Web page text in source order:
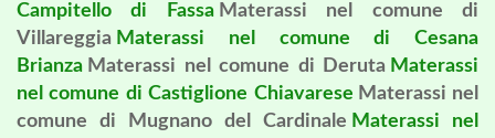
Campitello di Fassa Materassi nel comune di
Villareggia Materassi nel comune di Cesana
Brianza Materassi nel comune di Deruta Materassi
nel comune di Castiglione Chiavarese Materassi nel
comune di Mugnano del Cardinale Materassi nel